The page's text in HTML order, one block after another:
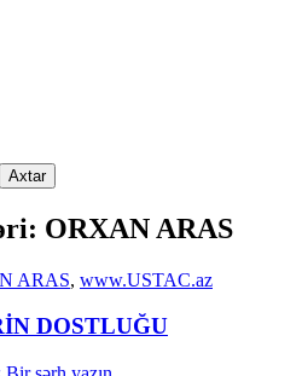
ORXAN ARAS
ARAS, www.USTAC.az
DOSTLUĞU